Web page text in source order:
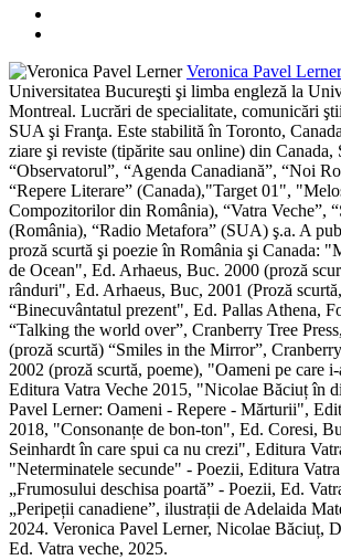
Veronica Pavel Lerner
Universitatea Bucureşti şi limba engleză la
Montreal. Lucrări de specialitate, comunicări
SUA şi Franţa. Este stabilită în Toronto,
ziare şi reviste (tipărite sau online) din
“Observatorul”, “Agenda Canadiană”, “Noi
“Repere Literare” (Canada),"Target 01",
Compozitorilor din România), “Vatra Veche”,
(România), “Radio Metafora” (SUA) ş.a. A
proză scurtă şi poezie în România şi Canada:
de Ocean", Ed. Arhaeus, Buc. 2000 (proză
rânduri", Ed. Arhaeus, Buc, 2001 (Proză
“Binecuvântatul prezent", Ed. Pallas Athena,
“Talking the world over”, Cranberry Tree
(proză scurtă) “Smiles in the Mirror”,
2002 (proză scurtă, poeme), "Oameni pe care
Editura Vatra Veche 2015, "Nicolae Băciuț în
Pavel Lerner: Oameni - Repere - Mărturii",
2018, "Consonanțe de bon-ton", Ed. Coresi,
Seinhardt în care spui ca nu crezi", Editura
"Neterminatele secunde" - Poezii, Editura
„Frumosului deschisa poartă” - Poezii, Ed.
„Peripeții canadiene”, ilustrații de Adelaida
2024. Veronica Pavel Lerner, Nicolae Băciuț,
Ed. Vatra veche, 2025.